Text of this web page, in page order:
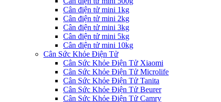
Cân điện tử mini 1kg
Cân điện tử mini 2kg
Cân điện tử mini 3kg
Cân điện tử mini 5kg
Cân điện tử mini 10kg
Cân Sức Khỏe Điện Tử
Cân Sức Khỏe Điện Tử Xiaomi
Cân Sức Khỏe Điện Tử Microlife
Cân Sức Khỏe Điện Tử Tanita
Cân Sức Khỏe Điện Tử Beurer
Cân Sức Khỏe Điện Tử Camry